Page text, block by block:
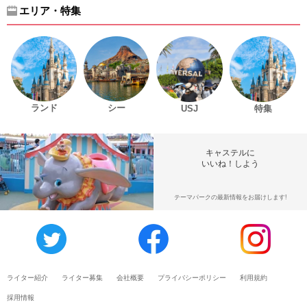
エリア・特集
ランド シー USJ 特集
キャステルに
いいね！しよう
テーマパークの最新情報をお届けします!
ライター紹介 ライター募集 会社概要 プライバシーポリシー 利用規約
採用情報